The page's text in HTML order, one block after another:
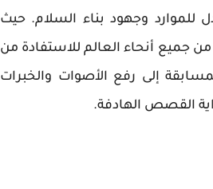
للموارد وجهود بناء السلام. حيث
جميع أنحاء العالم للاستفادة من
إلى رفع الأصوات والخبرات
القصص الهادفة.